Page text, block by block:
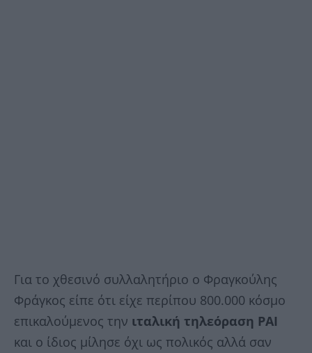
Για το χθεσινό συλλαλητήριο ο Φραγκούλης
Φράγκος είπε ότι είχε περίπου 800.000 κόσμο
επικαλούμενος την ιταλική τηλεόραση ΡΑΙ
και ο ίδιος μίλησε όχι ως πολικός αλλά σαν